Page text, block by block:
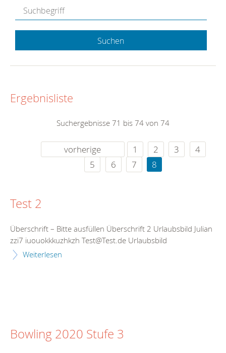
Suchen
Ergebnisliste
Suchergebnisse 71 bis 74 von 74
vorherige 1 2 3
4
5
6 7 8
Test 2
Überschrift – Bitte ausfüllen Überschrift 2 Urlaubsbild Julian
zzi7 iuouokkkuzhkzh Test@Test.de Urlaubsbild
Weiterlesen
Bowling 2020 Stufe 3